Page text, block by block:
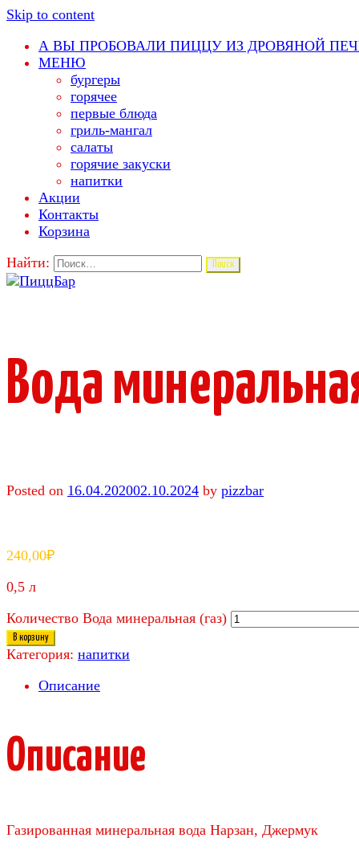
Skip to content
А ВЫ ПРОБОВАЛИ ПИЦЦУ ИЗ ДРОВЯНОЙ
МЕНЮ
бургеры
горячее
первые блюда
гриль-мангал
салаты
горячие закуски
напитки
Акции
Контакты
Корзина
Найти:
Вода
Posted on 16.04.202002.10.2024 by pizzbar
240,00₽
0,5 л
Количество Вода минеральная (газ)
В корзину
Категория: напитки
Описание
Описание
Газированная минеральная вода Нарзан, Джермук